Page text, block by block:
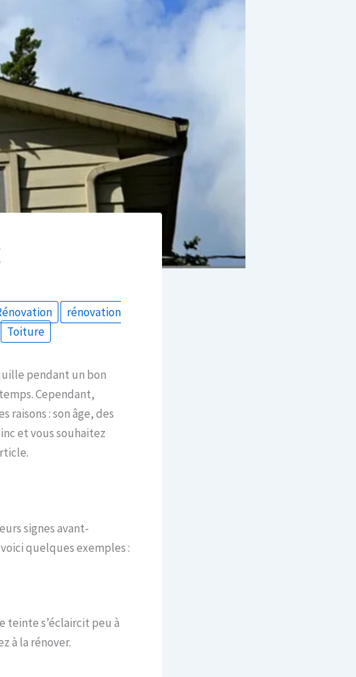
rénovation
Toiture
pendant un bon
Cependant,
raisons : son âge, des
et vous souhaitez
signes avant-
quelques exemples :
teinte s’éclaircit peu à
à la rénover.